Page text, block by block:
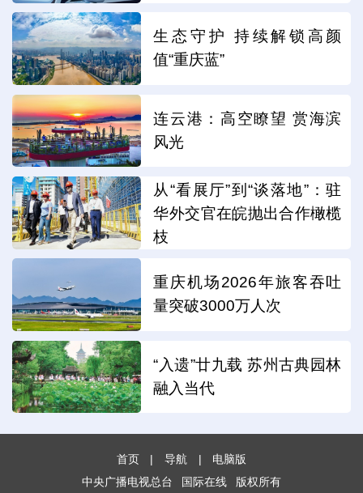
生态守护 持续解锁高颜
值“重庆蓝”
连云港：高空瞭望 赏海滨
风光
从“看展厅”到“谈落地”：驻
华外交官在皖抛出合作橄榄
枝
重庆机场2026年旅客吞吐
量突破3000万人次
“入遗”廿九载 苏州古典园林
融入当代
首页 | 导航 |
电脑版
中央广播电视总台
国际在线 版权所有